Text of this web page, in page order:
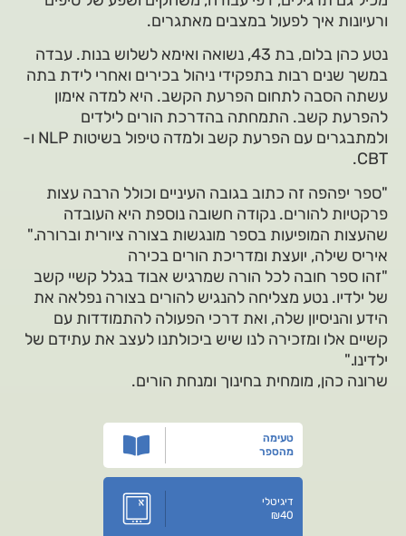
ורעיונות איך לפעול במצבים מאתגרים.
נטע כהן בלום, בת 43, נשואה ואימא לשלוש בנות. עבדה
במשך שנים רבות בתפקידי ניהול בכירים ואחרי לידת בתה
עשתה הסבה לתחום הפרעת הקשב. היא למדה אימון
להפרעת קשב. התמחתה בהדרכת הורים לילדים
ולמתבגרים עם הפרעת קשב ולמדה טיפול בשיטות NLP ו-
CBT.
"ספר יפהפה זה כתוב בגובה העיניים וכולל הרבה עצות
פרקטיות להורים. נקודה חשובה נוספת היא העובדה
שהעצות המופיעות בספר מונגשות בצורה ציורית וברורה."
איריס שילה, יועצת ומדריכת הורים בכירה
"זהו ספר חובה לכל הורה שמרגיש אבוד בגלל קשיי קשב
של ילדיו. נטע מצליחה להנגיש להורים בצורה נפלאה את
הידע והניסיון שלה, ואת דרכי הפעולה להתמודדות עם
קשיים אלו ומזכירה לנו שיש ביכולתנו לעצב את עתידם של
ילדינו."
שרונה כהן, מומחית בחינוך ומנחת הורים.
טעימה
מהספר
דיגיטלי
₪40